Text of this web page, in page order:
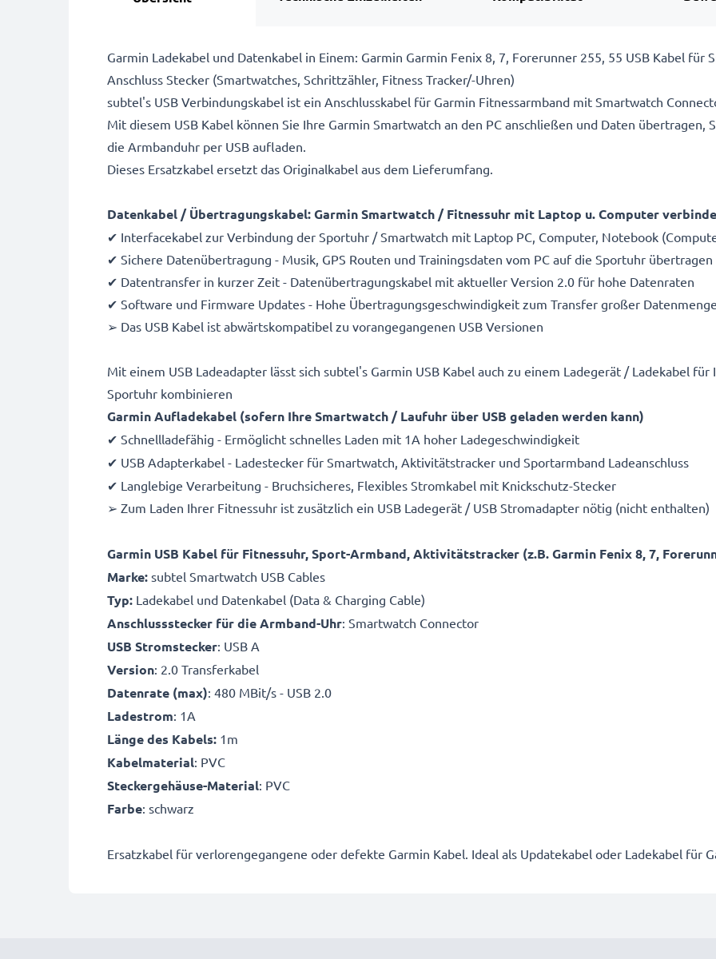
Garmin Ladekabel und Datenkabel in Einem: Garmin Garmin Fenix 8, 7, Forerunner 255, 55 USB Kabel für
Anschluss Stecker (Smartwatches, Schrittzähler, Fitness Tracker/-Uhren)
subtel's USB Verbindungskabel ist ein Anschlusskabel für Garmin Fitnessarmband mit Smartwatch
Mit diesem USB Kabel können Sie Ihre Garmin Smartwatch an den PC anschließen und Daten
die Armbanduhr per USB aufladen.
Dieses Ersatzkabel ersetzt das Originalkabel aus dem Lieferumfang.
Datenkabel / Übertragungskabel: Garmin Smartwatch / Fitnessuhr mit Laptop u. Computer
✔ Interfacekabel zur Verbindung der Sportuhr / Smartwatch mit Laptop PC, Computer, Notebook
✔ Sichere Datenübertragung - Musik, GPS Routen und Trainingsdaten vom PC auf die Sportuhr übertragen
✔ Datentransfer in kurzer Zeit - Datenübertragungskabel mit aktueller Version 2.0 für hohe Datenraten
✔ Software und Firmware Updates - Hohe Übertragungsgeschwindigkeit zum Transfer großer
➢ Das USB Kabel ist abwärtskompatibel zu vorangegangenen USB Versionen
Mit einem USB Ladeadapter lässt sich subtel's Garmin USB Kabel auch zu einem Ladegerät / Ladekabel
Sportuhr kombinieren
Garmin Aufladekabel (sofern Ihre Smartwatch / Laufuhr über USB geladen werden kann)
✔ Schnellladefähig - Ermöglicht schnelles Laden mit 1A hoher Ladegeschwindigkeit
✔ USB Adapterkabel - Ladestecker für Smartwatch, Aktivitätstracker und Sportarmband Ladeanschluss
✔ Langlebige Verarbeitung - Bruchsicheres, Flexibles Stromkabel mit Knickschutz-Stecker
➢ Zum Laden Ihrer Fitnessuhr ist zusätzlich ein USB Ladegerät / USB Stromadapter nötig (nicht enthalten)
Garmin USB Kabel für Fitnessuhr, Sport-Armband, Aktivitätstracker (z.B. Garmin Fenix 8, 7,
Marke: subtel Smartwatch USB Cables
Typ: Ladekabel und Datenkabel (Data & Charging Cable)
Anschlussstecker für die Armband-Uhr: Smartwatch Connector
USB Stromstecker: USB A
Version: 2.0 Transferkabel
Datenrate (max): 480 MBit/s - USB 2.0
Ladestrom: 1A
Länge des Kabels: 1m
Kabelmaterial: PVC
Steckergehäuse-Material: PVC
Farbe: schwarz
Ersatzkabel für verlorengegangene oder defekte Garmin Kabel. Ideal als Updatekabel oder Ladekabel für